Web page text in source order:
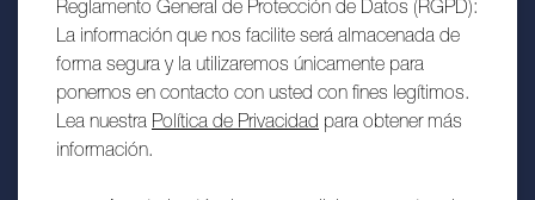
Reglamento General de Protección de Datos (RGPD):
La información que nos facilite será almacenada de
forma segura y la utilizaremos únicamente para
ponernos en contacto con usted con fines legítimos.
Lea nuestra Política de Privacidad para obtener más
información.